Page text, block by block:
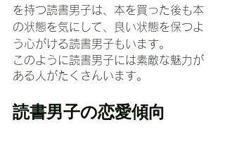
を持つ読書男子は、本を買った後も本
の状態を気にして、良い状態を保つよ
う心がける読書男子もいます。
このように読書男子には素敵な魅力が
ある人がたくさんいます。
読書男子の恋愛傾向